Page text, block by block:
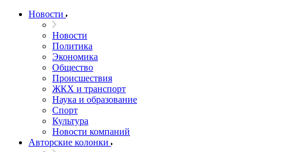
Новости
Новости
Политика
Экономика
Общество
Происшествия
ЖКХ и транспорт
Наука и образование
Спорт
Культура
Новости компаний
Авторские колонки